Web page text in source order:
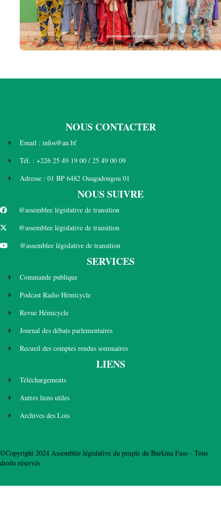
NOUS CONTACTER
Email : infos@an.bf
Tél. : +226 25 49 19 00 / 25 49 00 09
Adresse : 01 BP 6482 Ouagadougou 01
NOUS SUIVRE
@assemblee législative de transition
@assemblee législative de transition
@assemblee législative de transition
SERVICES
Commande publique
Podcast Radio Hémicycle
Revue Hémicycle
Journal des débats parlementaires
Recueil des comptes rendus sommaires
LIENS
Téléchargements
Autres liens utiles
Archives des Lois
©Copyright 2024 Assemblée législative du peuple du Burkina Faso - Tous
droits réservés